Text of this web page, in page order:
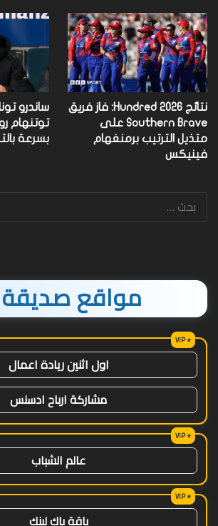
نتائج Hundred 2026: فاز فريق
Southern Brave على
متذيل الترتيب برمنغهام
فينيكس
ساندرو
توتنهام
بسرعة
مواقع صديقة
اول اثنين ريادة اعمال
مشاركة ارباح ادسنس
عالم الشباب
باقة باك لينك